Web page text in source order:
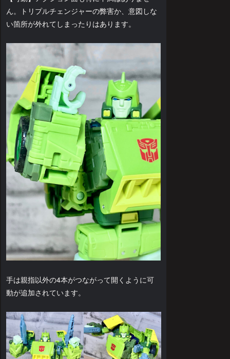
ん。トリプルチェンジャーの弊害か、意図しな
い箇所が外れてしまったりはあります。
手は親指以外の4本がつながって開くように可
動が追加されています。